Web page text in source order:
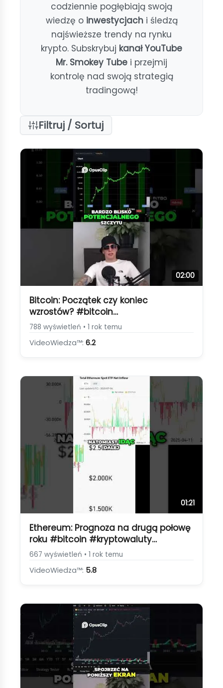
codziennie pogłębiają swoją
wiedzę o inwestycjachi śledzą
najświeższe trendy na rynku
krypto. Subskrybuj kanał YouTube
Mr. Smokey Tube i przejmij
kontrolę nad swoją strategią
tradingową!
Filtruj / Sortuj
02:00
Bitcoin: Początek czy koniec
wzrostów? #bitcoin
#kryptowaluty#inwestycje #binance
[Cykle i Halving Bitcoina]
788 wyświetleń • 1 rok temu
VideoWiedza™: 6.2
01:21
Ethereum: Prognoza na drugą połowę
roku #bitcoin #kryptowaluty
#inwestycje #trading #ethereum
[Prognoza kursu Ethereum 2024]
667 wyświetleń • 1 rok temu
VideoWiedza™: 5.8